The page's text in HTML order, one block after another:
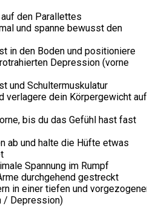
den Parallettes
und spanne bewusst den
in den Boden und positioniere
Depression (vorne
und Schultermuskulatur
verlagere dein Körpergewicht auf
bis du das Gefühl hast fast
ab und halte die Hüfte etwas
Spannung im Rumpf
durchgehend gestreckt
in einer tiefen und
/ Depression)